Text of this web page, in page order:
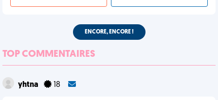
ENCORE, ENCORE !
TOP COMMENTAIRES
yhtna 18